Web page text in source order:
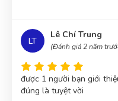
LT
Lê Chí Trung
(Đánh giá 2 năm
được 1 người bạn giới
đúng là tuyệt vời